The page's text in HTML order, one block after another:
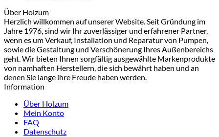
Über Holzum
Herzlich willkommen auf unserer Website. Seit Gründung im
Jahre 1976, sind wir Ihr zuverlässiger und erfahrener Partner,
wenn es um Verkauf, Installation und Reparatur von Pumpen,
sowie die Gestaltung und Verschönerung Ihres Außenbereichs
geht. Wir bieten Ihnen sorgfältig ausgewählte Markenprodukte
von namhaften Herstellern, die sich bewährt haben und an
denen Sie lange ihre Freude haben werden.
Information
Über Holzum
Mein Konto
FAQ
Datenschutz